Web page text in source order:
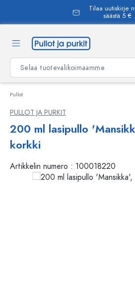
Tilaa uutiskirje
säästä 5 €
Pullot
PULLOT JA PURKIT
200 ml lasipullo
korkki
Artikkelin numero : 100018220